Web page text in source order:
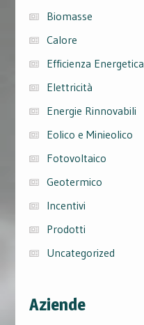
Biomasse
Calore
Efficienza Energetica
Elettricità
Energie Rinnovabili
Eolico e Minieolico
Fotovoltaico
Geotermico
Incentivi
Prodotti
Uncategorized
Aziende